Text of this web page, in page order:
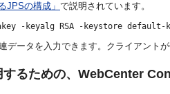
JPSの構成」 で説明されています。
-keyalg RSA -keystore
データを入力できます。クライアント
するための、WebCenter